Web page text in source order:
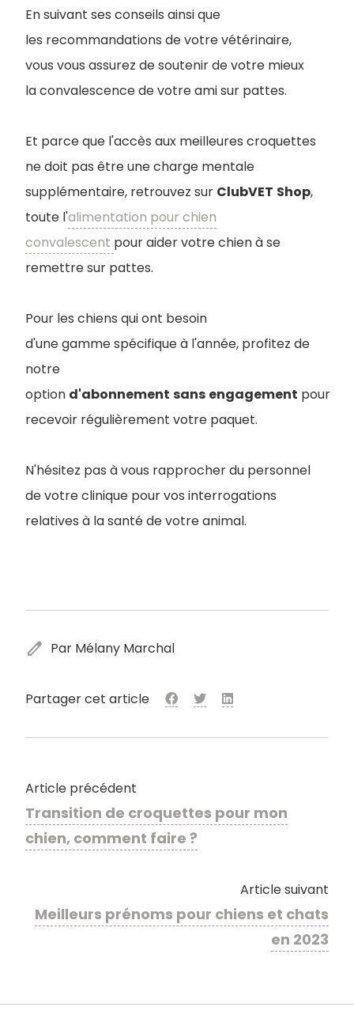
En suivant ses conseils ainsi que
les recommandations de votre vétérinaire,
vous vous assurez de soutenir de votre mieux
la convalescence de votre ami sur pattes.
Et parce que l'accès aux meilleures croquettes
ne doit pas être une charge mentale
supplémentaire, retrouvez sur ClubVET Shop,
toute l'alimentation pour chien
convalescent pour aider votre chien à se
remettre sur pattes.
Pour les chiens qui ont besoin
d'une gamme spécifique à l'année, profitez de
notre
option d'abonnement sans engagement pour
recevoir régulièrement votre paquet.
N'hésitez pas à vous rapprocher du personnel
de votre clinique pour vos interrogations
relatives à la santé de votre animal.
edit Par Mélany Marchal
Partager cet article
Article précédent
Transition de croquettes pour mon
chien, comment faire ?
Article suivant
Meilleurs prénoms pour chiens et chats
en 2023